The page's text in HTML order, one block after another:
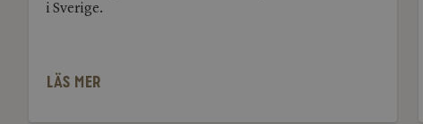
i Sverige.
LÄS MER